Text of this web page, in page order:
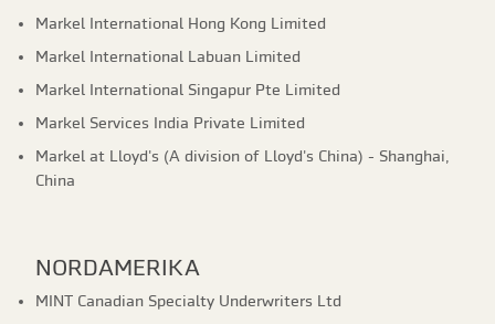
Markel International Hong Kong Limited
Markel International Labuan Limited
Markel International Singapur Pte Limited
Markel Services India Private Limited
Markel at Lloyd's (A division of Lloyd's China) - Shanghai,
China
NORDAMERIKA
MINT Canadian Specialty Underwriters Ltd